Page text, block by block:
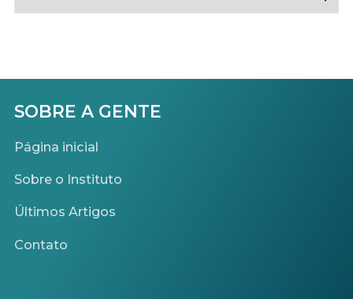
OS
SOBRE A GENTE
Página inicial
Sobre o Instituto
Últimos Artigos
Contato